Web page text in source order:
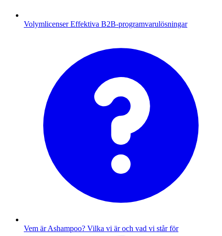
Volymlicenser Effektiva B2B-programvarulösningar
Vem är Ashampoo? Vilka vi är och vad vi står för